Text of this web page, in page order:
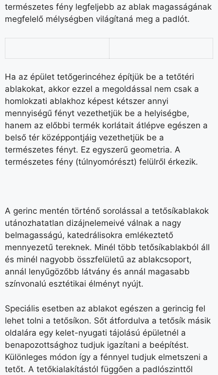
természetes fény legfeljebb az ablak magasságának
megfelelő mélységben világítaná meg a padlót.
Ha az épület tetőgerincéhez építjük be a tetőtéri
ablakokat, akkor ezzel a megoldással nem csak a
homlokzati ablakhoz képest kétszer annyi
mennyiségű fényt vezethetjük be a helyiségbe,
hanem az előbbi termék korlátait átlépve egészen a
belső tér középpontjáig vezethetjük be a
természetes fényt. Ez egyszerű geometria. A
természetes fény (túlnyomórészt) felülről érkezik.
A gerinc mentén történő sorolással a tetősíkablakok
utánozhatatlan dizájnelemeivé válnak a nagy
belmagasságú, katedrálisokra emlékeztető
mennyezetű tereknek. Minél több tetősíkablakból áll
és minél nagyobb összfelületű az ablakcsoport,
annál lenyűgözőbb látvány és annál magasabb
színvonalú esztétikai élményt nyújt.
Speciális esetben az ablakot egészen a gerincig fel
lehet tolni a tetősíkon. Sőt átfordulva a tetősík másik
oldalára egy kelet-nyugati tájolású épületnél a
benapozottsághoz tudjuk igazítani a beépítést.
Különleges módon így a fénnyel tudjuk elmetszeni a
tetőt. A tetőkialakítástól függően a padlószinttől